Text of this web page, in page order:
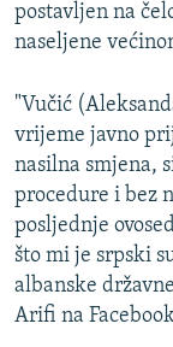
postavljen na
naseljene
"Vučić
vrijeme javno
nasilna smjena,
procedure i bez
posljednje
što mi je srpski
albanske
Arifi na